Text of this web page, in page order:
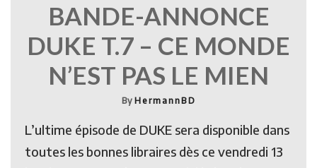
BANDE-ANNONCE
DUKE T.7 – CE MONDE
N’EST PAS LE MIEN
By HermannBD
L’ultime épisode de DUKE sera disponible dans
toutes les bonnes libraires dès ce vendredi 13